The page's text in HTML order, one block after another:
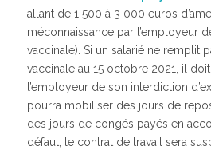
allant de 1 500 à 3 000 euros
méconnaissance par l’employeur
vaccinale). Si un salarié ne remplit
vaccinale au 15 octobre 2021, il
l’employeur de son interdiction
pourra mobiliser des jours de
des jours de congés payés en
défaut, le contrat de travail sera